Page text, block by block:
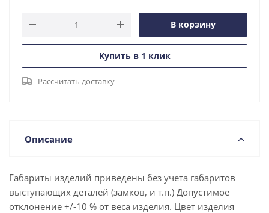
В корзину
Купить в 1 клик
Рассчитать доставку
Описание
Габариты изделий приведены без учета габаритов
выступающих деталей (замков, и т.п.) Допустимое
отклонение +/-10 % от веса изделия. Цвет изделия